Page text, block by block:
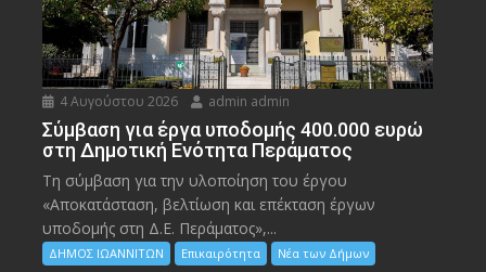
4 Αυγούστου 2026 admin admin
Σύμβαση για έργα υποδομής 400.000 ευρώ
στη Δημοτική Ενότητα Περάματος
Τη σύμβαση για την υλοποίηση του έργου
«Αποκατάσταση, βελτίωση και επέκταση έργων
υποδομής στη Δ.Ε. Περάματος»,...
ΔΗΜΟΣ ΙΩΑΝΝΙΤΩΝ Επικαιρότητα Νέα των Δήμων